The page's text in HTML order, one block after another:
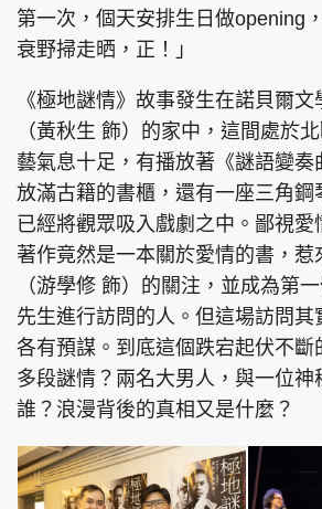
親子王 Oh!爸媽
頭條搵工 EDUPLUS
關於我們
聯絡我們
隱私政策聲明
使用條款
版權及免責聲
Copyright © 東周網 版權所有 . 不得轉
©Eastweek.com.hk. All rights reserved.
第一次，個天安排生日做opening
衰野掃走晒，正！」
《極地謎情》故事發生在諾貝爾
（黃秋生 飾）的家中，這間處於
藝氣息十足，有播放著《謎語變奏
放滿古籍的書櫃，還有一座三角鋼
已經將觀眾吸入戲劇之中。鄙視
著作竟然是一本關於愛情的書，惹
（游學修 飾）的關注，並成為第
先生進行訪問的人。但這場訪問其
各有預謀。到底這個跌宕起伏不斷
多段謎情？兩名大男人，與一位神
誰？浪漫背後的真相又是什麼？